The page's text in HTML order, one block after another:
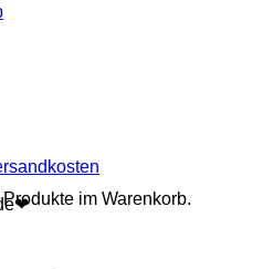
im Warenkorb.